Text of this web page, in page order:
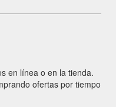
en línea o en la tienda.
ofertas por tiempo